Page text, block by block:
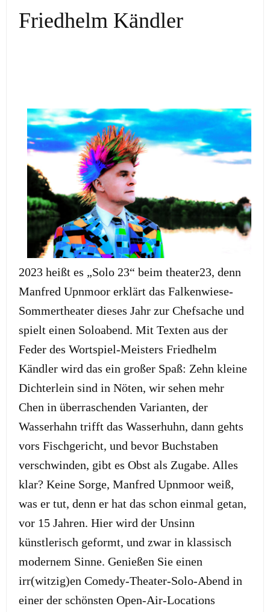
Friedhelm Kändler
2023 heißt es „Solo 23“ beim theater23, denn
Manfred Upnmoor erklärt das Falkenwiese-
Sommertheater dieses Jahr zur Chefsache und
spielt einen Soloabend. Mit Texten aus der
Feder des Wortspiel-Meisters Friedhelm
Kändler wird das ein großer Spaß: Zehn kleine
Dichterlein sind in Nöten, wir sehen mehr
Chen in überraschenden Varianten, der
Wasserhahn trifft das Wasserhuhn, dann gehts
vors Fischgericht, und bevor Buchstaben
verschwinden, gibt es Obst als Zugabe. Alles
klar? Keine Sorge, Manfred Upnmoor weiß,
was er tut, denn er hat das schon einmal getan,
vor 15 Jahren. Hier wird der Unsinn
künstlerisch geformt, und zwar in klassisch
modernem Sinne. Genießen Sie einen
irr(witzig)en Comedy-Theater-Solo-Abend in
einer der schönsten Open-Air-Locations